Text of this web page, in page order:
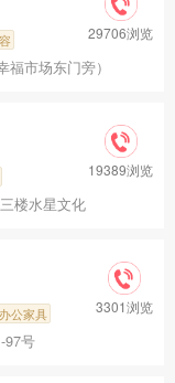
市场东门旁）
29706浏览
楼水星文化
19389浏览
办公家具
97号
3301浏览